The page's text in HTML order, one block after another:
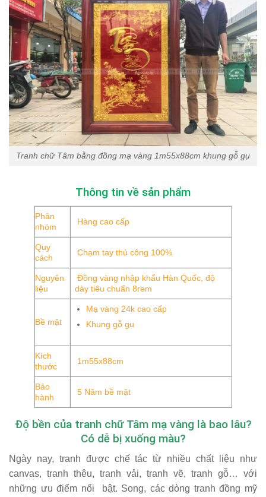
Tranh chữ Tâm bằng đồng mạ vàng 1m55x88cm khung gỗ gụ
Thông tin về sản phẩm
Phân
nhóm
Hàng cao cấp
Quy
cách
Chạm tay thủ công 100%
Nguyên
liệu
Đồng vàng nhập khẩu Hàn Quốc, độ
dày tiêu chuẩn 8rem
Bề mặt
Mạ vàng 24k cao cấp
Khung gỗ gụ
Kích
thước
1m55x88cm
Bảo
hành
5 Năm bề mặt
Độ bền của tranh chữ Tâm mạ vàng là bao lâu?
Có dễ bị xuống màu?
Ngày nay, tranh được chế tác từ nhiều chất liệu như
canvas, tranh thêu, tranh vải, tranh vẽ, tranh gỗ… với
những ưu điểm nổi bật. Song, các dòng tranh đồng mỹ